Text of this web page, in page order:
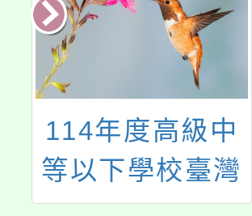
114年度高級中
等以下學校臺灣
手語教學支援工